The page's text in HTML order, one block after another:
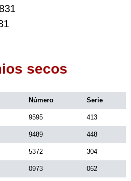
secos
Número Serie
9595 413
9489 448
5372 304
0973 062